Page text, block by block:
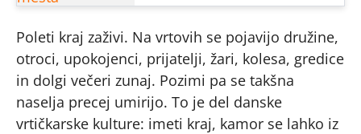
Poleti kraj zaživi. Na vrtovih se pojavijo družine,
otroci, upokojenci, prijatelji, žari, kolesa, gredice
in dolgi večeri zunaj. Pozimi pa se takšna
naselja precej umirijo. To je del danske
vrtičkarske kulture: imeti kraj, kamor se lahko iz